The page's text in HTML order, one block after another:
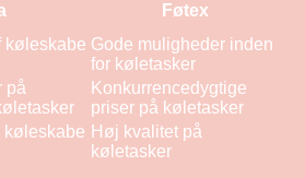
Føtex
køleskabe Gode muligheder inden
for køletasker
på
Konkurrencedygtige
priser på køletasker
køleskabe Høj kvalitet på
køletasker